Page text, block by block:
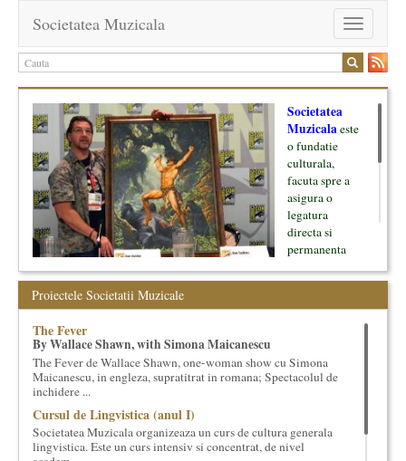
Toggle
navigation
Societatea Muzicala
Societatea
Muzicalaeste
o fundatie
culturala,
facuta spre a
asigura o
legatura
directa si
permanenta
oamenii ei, pe
inceput cu muzica clasica - si de aici numele -, insa acum
dezvoltam proiecte si in alte domenii ale culturii.
Facem management cultural, dezvoltam si administram proiecte
cultural si consultanta. Organizam concursuri, concerte si
evenimente culturale, private sau publice, tinem cursuri de
cultura generala muzicala, teatrala, filosofica si de alte feluri.
Proiectele Societatii Muzicale
The Fever
By Wallace Shawn, with Simona Maicanescu
The Fever de Wallace Shawn, one-woman show cu Simona
Maicanescu, in engleza, supratitrat in romana; Spectacolul de
inchidere ...
Cursul de Lingvistica (anul I)
Societatea Muzicala organizeaza un curs de cultura generala
lingvistica. Este un curs intensiv si concentrat, de nivel